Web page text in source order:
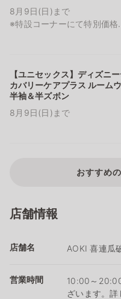
8月9日(日)まで
※特設コーナーにて特別価格
【ユニセックス】ディズニ
カバリーケアプラス ルーム
半袖＆半ズボン
8月9日(日)まで
おすすめ
店舗情報
店舗名 AOKI 喜連瓜
営業時間
10:00～
ざいます。